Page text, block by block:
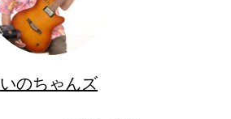
いのちゃんズ